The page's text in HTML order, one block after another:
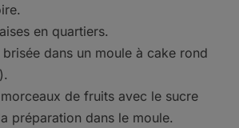
en quartiers.
dans un moule à cake rond
de fruits avec le sucre
préparation dans le moule.